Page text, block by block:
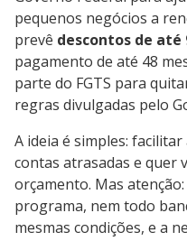
pequenos negócios a
prevê descontos de até
pagamento de até 48
parte do FGTS para
regras divulgadas pelo
A ideia é simples:
contas atrasadas e quer
orçamento. Mas
programa, nem todo
mesmas condições, e a